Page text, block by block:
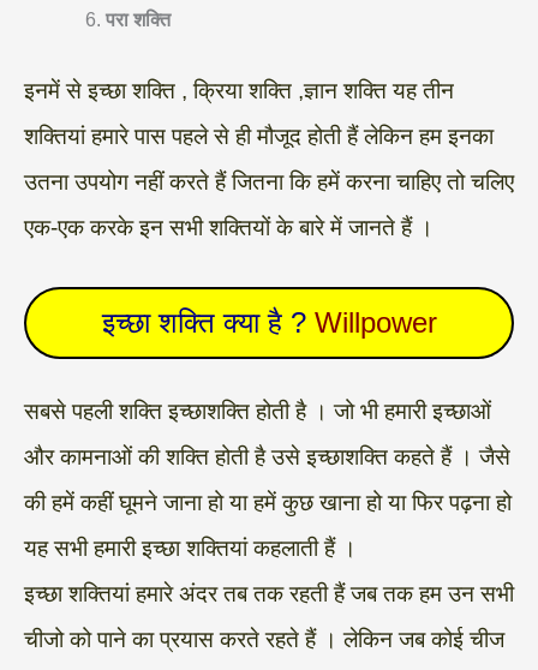
परा शक्ति
इनमें से इच्छा शक्ति , क्रिया शक्ति ,ज्ञान शक्ति यह तीन
शक्तियां हमारे पास पहले से ही मौजूद होती हैं लेकिन हम इनका
उतना उपयोग नहीं करते हैं जितना कि हमें करना चाहिए तो चलिए
एक-एक करके इन सभी शक्तियों के बारे में जानते हैं ।
इच्छा शक्ति क्या है ? Willpower
सबसे पहली शक्ति इच्छाशक्ति होती है । जो भी हमारी इच्छाओं
और कामनाओं की शक्ति होती है उसे इच्छाशक्ति कहते हैं । जैसे
की हमें कहीं घूमने जाना हो या हमें कुछ खाना हो या फिर पढ़ना हो
यह सभी हमारी इच्छा शक्तियां कहलाती हैं ।
इच्छा शक्तियां हमारे अंदर तब तक रहती हैं जब तक हम उन सभी
चीजो को पाने का प्रयास करते रहते हैं । लेकिन जब कोई चीज